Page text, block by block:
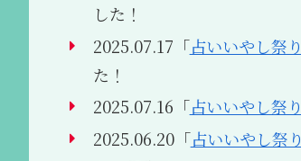
した！
2025.07.17「占いいやし祭り
た！
2025.07.16「占いいやし祭り
2025.06.20「占いいやし祭り